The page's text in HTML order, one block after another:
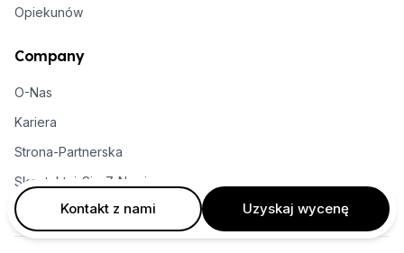
Opiekunów
Company
O-Nas
Kariera
Strona-Partnerska
Skontaktuj-Się-Z-Nami
Kontakt z nami Uzyskaj wycenę